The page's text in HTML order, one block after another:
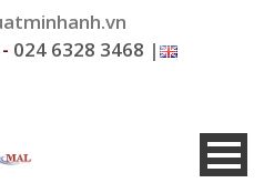
- 024 6328 3468 |